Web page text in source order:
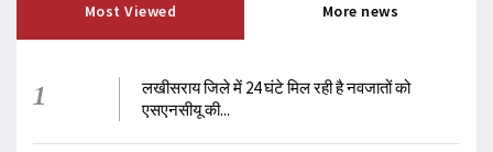
Most Viewed More news
1
लखीसराय जिले में 24 घंटे मिल रही है नवजातों को
एसएनसीयू की...